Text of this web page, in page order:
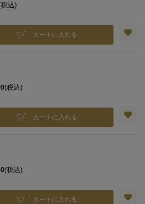
込)
カートに入れる
(税込)
カートに入れる
(税込)
カートに入れる